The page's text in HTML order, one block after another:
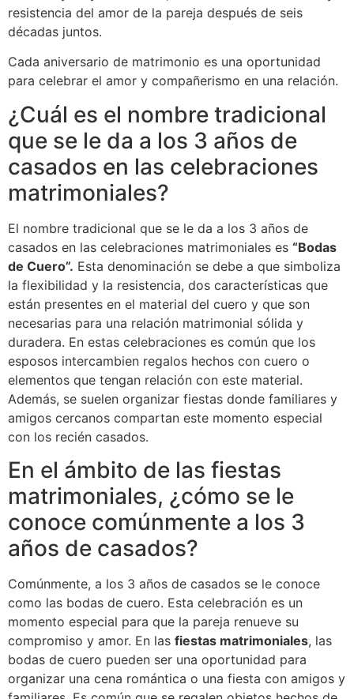
resistencia del amor de la pareja después de seis
décadas juntos.
Cada aniversario de matrimonio es una oportunidad
para celebrar el amor y compañerismo en una relación.
¿Cuál es el nombre tradicional
que se le da a los 3 años de
casados en las celebraciones
matrimoniales?
El nombre tradicional que se le da a los 3 años de
casados en las celebraciones matrimoniales es “Bodas
de Cuero”. Esta denominación se debe a que simboliza
la flexibilidad y la resistencia, dos características que
están presentes en el material del cuero y que son
necesarias para una relación matrimonial sólida y
duradera. En estas celebraciones es común que los
esposos intercambien regalos hechos con cuero o
elementos que tengan relación con este material.
Además, se suelen organizar fiestas donde familiares y
amigos cercanos compartan este momento especial
con los recién casados.
En el ámbito de las fiestas
matrimoniales, ¿cómo se le
conoce comúnmente a los 3
años de casados?
Comúnmente, a los 3 años de casados se le conoce
como las bodas de cuero. Esta celebración es un
momento especial para que la pareja renueve su
compromiso y amor. En las fiestas matrimoniales, las
bodas de cuero pueden ser una oportunidad para
organizar una cena romántica o una fiesta con amigos y